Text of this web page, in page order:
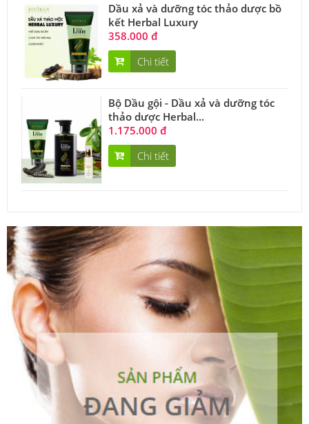
Dầu xả và dưỡng tóc thảo dược bồ
kết Herbal Luxury
358.000 đ
Chi tiết
Bộ Dầu gội - Dầu xả và dưỡng tóc
thảo dược Herbal...
1.175.000 đ
Chi tiết